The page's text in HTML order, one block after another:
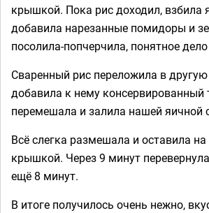
крышкой. Пока рис доходил, взбила
добавила нарезанные помидоры и
посолила-попчерчила, понятное дело
Сваренный рис переложила в другую
добавила к нему консервированный
перемешала и залила нашей яичной
Всё слегка размешала и оставила
крышкой. Через 9 минут
ещё 8 минут.
В итоге получилось очень нежно,